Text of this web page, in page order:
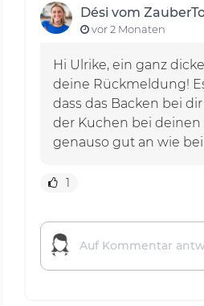
Dési vom
vor 2 Monaten
Hi Ulrike, ein ganz
deine Rückmeldung!
dass das Backen bei
der Kuchen bei
genauso gut an wie bei
1